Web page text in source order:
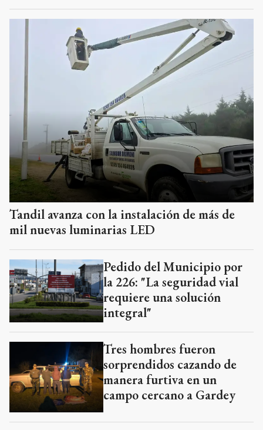
Tandil avanza con la instalación de más de
mil nuevas luminarias LED
Pedido del Municipio por
la 226: "La seguridad vial
requiere una solución
integral"
Tres hombres fueron
sorprendidos cazando de
manera furtiva en un
campo cercano a Gardey